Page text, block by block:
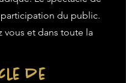
du public.
vous et dans toute la
de